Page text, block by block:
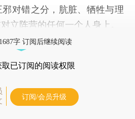
对错之分，肮脏、牺牲与理
立阵营的任何一个人身上。
字 订阅后继续阅读
取已订阅的阅读权限
订阅/会员升级